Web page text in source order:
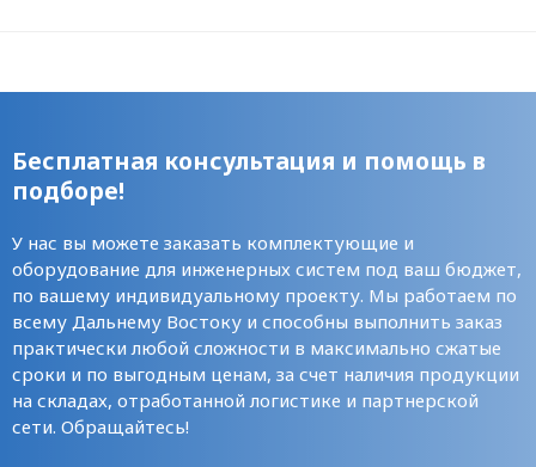
Бесплатная консультация и помощь в
подборе!
У нас вы можете заказать комплектующие и
оборудование для инженерных систем под ваш бюджет,
по вашему индивидуальному проекту. Мы работаем по
всему Дальнему Востоку и способны выполнить заказ
практически любой сложности в максимально сжатые
сроки и по выгодным ценам, за счет наличия продукции
на складах, отработанной логистике и партнерской
сети. Обращайтесь!